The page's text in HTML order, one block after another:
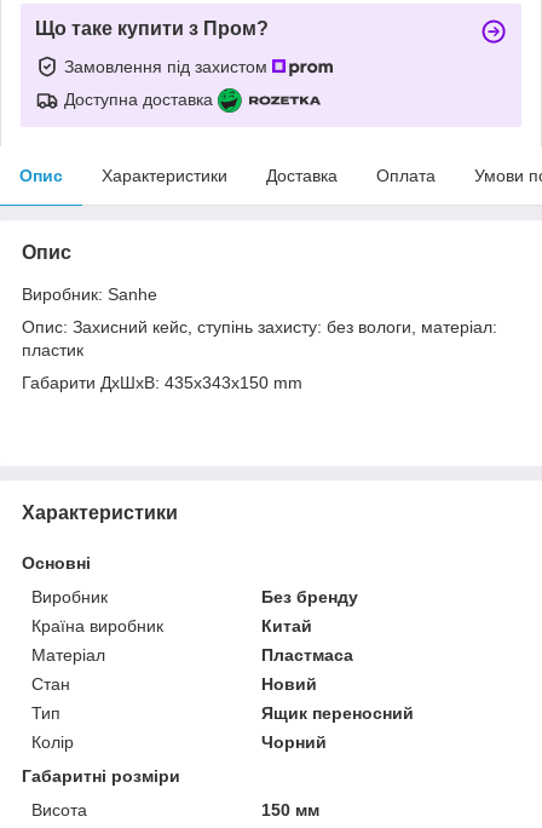
Що таке купити з Пром?
Замовлення під захистом
Доступна доставка
Опис Характеристики Доставка Оплата Умови
Опис
Виробник: Sanhe
Опис: Захисний кейс, ступінь захисту: без вологи, матеріал:
пластик
Габарити ДхШхВ: 435x343x150 mm
Характеристики
Основні
Виробник
Без бренду
Країна виробник
Китай
Матеріал
Пластмаса
Стан
Новий
Тип
Ящик переносний
Колір
Чорний
Габаритні розміри
Висота
150 мм